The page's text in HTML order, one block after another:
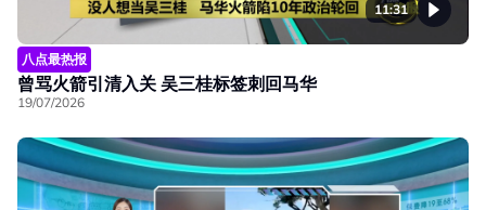
11:31
八点最热报
曾骂火箭引清入关 吴三桂标签刺回马华
19/07/2026